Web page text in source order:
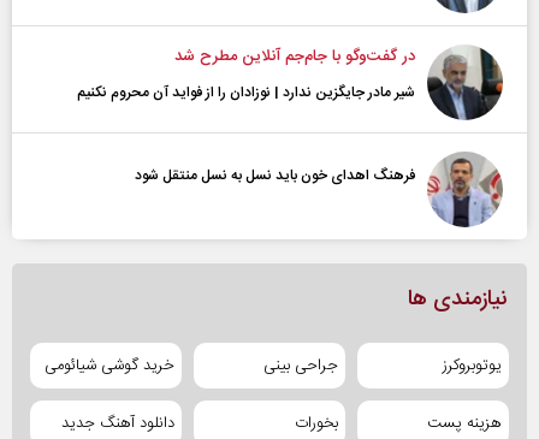
در گفت‌و‌گو با جام‌جم آنلاین مطرح شد
شیر مادر جایگزین ندارد | نوزادان را از فواید آن محروم نکنیم
فرهنگ اهدای خون باید نسل به نسل منتقل شود
نیازمندی ها
یوتوبروکرز جراحی بینی خرید گوشی شیائومی
هزینه پست بخورات دانلود آهنگ جدید